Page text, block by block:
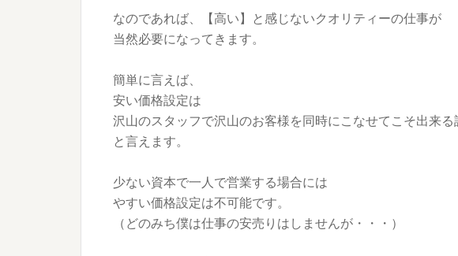
なのであれば、【高い】と感じないクオリティーの仕事が
当然必要になってきます。
簡単に言えば、
安い価格設定は
沢山のスタッフで沢山のお客様を同時にこなせてこそ出来る
と言えます。
少ない資本で一人で営業する場合には
やすい価格設定は不可能です。
（どのみち僕は仕事の安売りはしませんが・・・）